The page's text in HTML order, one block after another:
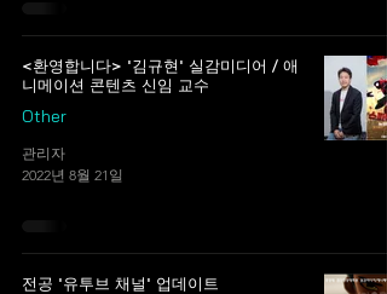
<환영합니다> '김규현' 실감미디어 / 애
니메이션 콘텐츠 신임 교수
Other
관리자
2022년 8월 21일
전공 '유투브 채널' 업데이트